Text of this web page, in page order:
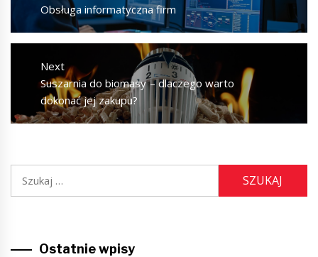
Previous
post:
Obsługa informatyczna firm
Next
Next
post:
Suszarnia do biomasy – dlaczego warto
dokonać jej zakupu?
Ostatnie wpisy